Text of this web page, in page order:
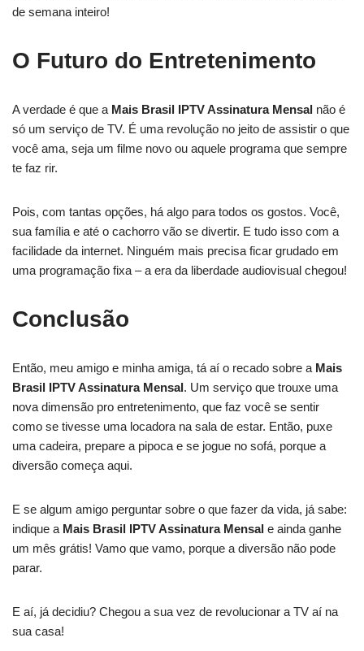
de semana inteiro!
O Futuro do Entretenimento
A verdade é que a Mais Brasil IPTV Assinatura Mensal não é
só um serviço de TV. É uma revolução no jeito de assistir o que
você ama, seja um filme novo ou aquele programa que sempre
te faz rir.
Pois, com tantas opções, há algo para todos os gostos. Você,
sua família e até o cachorro vão se divertir. E tudo isso com a
facilidade da internet. Ninguém mais precisa ficar grudado em
uma programação fixa – a era da liberdade audiovisual chegou!
Conclusão
Então, meu amigo e minha amiga, tá aí o recado sobre a Mais
Brasil IPTV Assinatura Mensal. Um serviço que trouxe uma
nova dimensão pro entretenimento, que faz você se sentir
como se tivesse uma locadora na sala de estar. Então, puxe
uma cadeira, prepare a pipoca e se jogue no sofá, porque a
diversão começa aqui.
E se algum amigo perguntar sobre o que fazer da vida, já sabe:
indique a Mais Brasil IPTV Assinatura Mensal e ainda ganhe
um mês grátis! Vamo que vamo, porque a diversão não pode
parar.
E aí, já decidiu? Chegou a sua vez de revolucionar a TV aí na
sua casa!